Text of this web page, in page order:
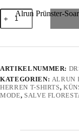
"Araponga"
von
Alrun
Soares
Premium
Organic
Shirt
2.0
ARTIKELNUMMER:
KATEGORIEN: ALRUN
HERREN T-SHIRTS,
MODE, SALVE
Alrun Prünster-